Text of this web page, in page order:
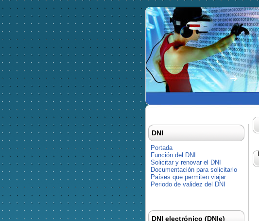
DNI
Portada
Función del DNI
Solicitar y renovar el DNI
Documentación para solicitarlo
Países que permiten viajar
Periodo de validez del DNI
DNI electrónico (DNIe)